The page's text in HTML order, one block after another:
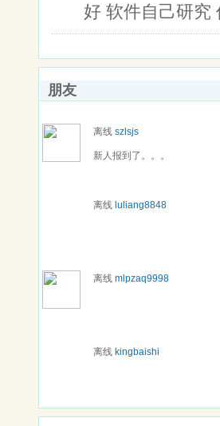
好 软件自己研究
朋友
离线 szlsjs
新人报到了。。。
离线 luliang8848
离线 mlpzaq9998
离线 kingbaishi